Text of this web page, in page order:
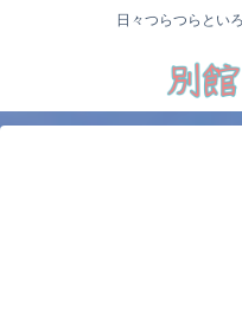
日々つらつらとい